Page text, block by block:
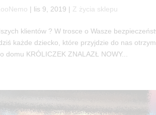
| lis 9, 2019 | Z życia sklepu
klientów ? W trosce o Wasze
każde dziecko, które przyjdzie do nas
domu KRÓLICZEK ZNALAZŁ NOWY...